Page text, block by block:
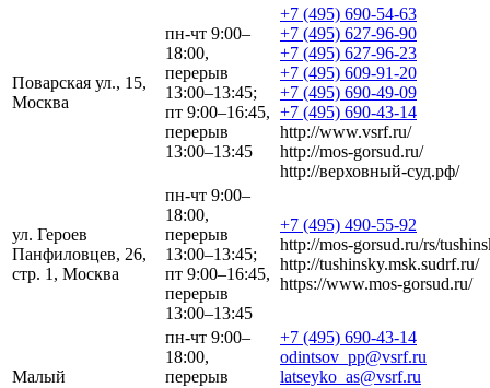
Поварская ул., 15,
Москва
пн-чт 9:00–
18:00,
перерыв
13:00–13:45;
пт 9:00–16:45,
перерыв
13:00–13:45
+7 (495) 690-54-63
+7 (495) 627-96-90
+7 (495) 627-96-23
+7 (495) 609-91-20
+7 (495) 690-49-09
+7 (495) 690-43-14
http://www.vsrf.ru/
http://mos-gorsud.ru/
http://верховный-суд.рф/
ул. Героев
Панфиловцев, 26,
стр. 1, Москва
пн-чт 9:00–
18:00,
перерыв
13:00–13:45;
пт 9:00–16:45,
перерыв
13:00–13:45
+7 (495) 490-55-92
http://mos-gorsud.ru/rs/
http://tushinsky.msk.sudrf.ru/
https://www.mos-gorsud.ru/
Малый
пн-чт 9:00–
18:00,
перерыв
+7 (495) 690-43-14
odintsov_pp@vsrf.ru
latseyko_as@vsrf.ru